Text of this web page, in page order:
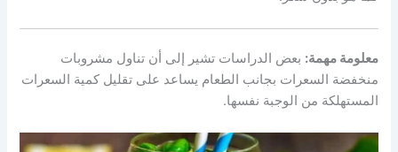
معلومة مهمة: بعض الدراسات تشير إلى أن تناول مشروبات
منخفضة السعرات بجانب الطعام يساعد على تقليل كمية السعرات
المستهلكة من الوجبة نفسها.